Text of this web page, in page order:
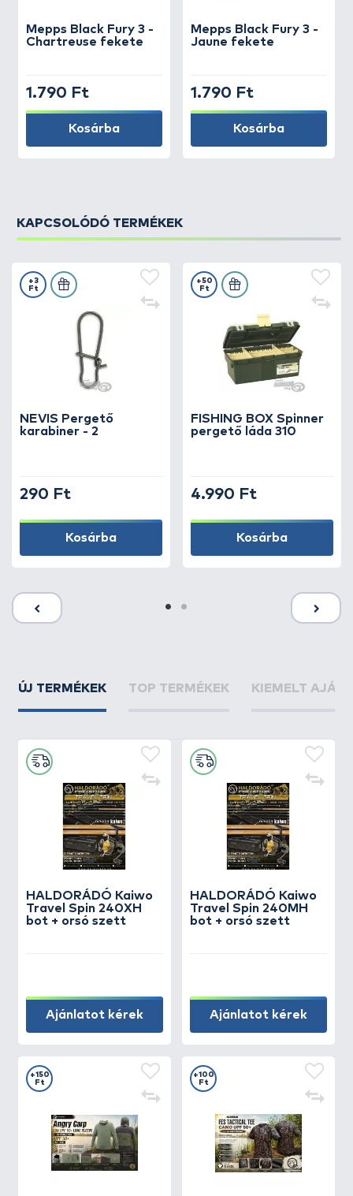
Mepps Black Fury 3 -
Chartreuse fekete
1.790 Ft
Kosárba
Mepps Black Fury 3 -
Jaune fekete
1.790 Ft
Kosárba
KAPCSOLÓDÓ TERMÉKEK
NEVIS Pergető
karabiner - 2
+3
Ft
290 Ft
Kosárba
FISHING BOX Spinner
pergető láda 310
+50
Ft
4.990 Ft
Kosárba
ÚJ TERMÉKEK TOP TERMÉKEK KIEMELT
HALDORÁDÓ Kaiwo
Travel Spin 240XH
bot + orsó szett
Ajánlatot kérek
HALDORÁDÓ Kaiwo
Travel Spin 240MH
bot + orsó szett
Ajánlatot kérek
+150
Ft
+100
Ft